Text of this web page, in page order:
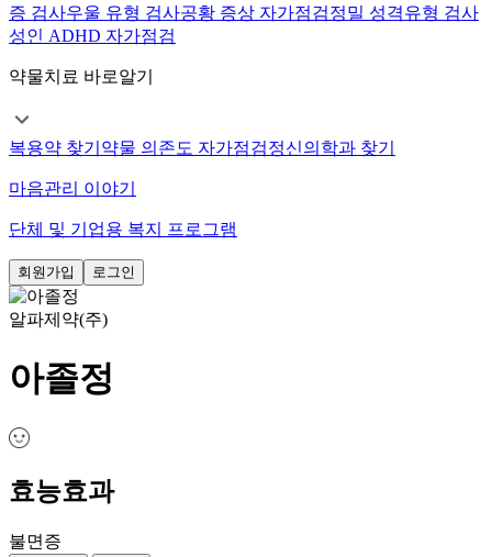
증 검사우울 유형 검사공황 증상 자가점검정밀 성격유형 검사
성인 ADHD 자가점검
약물치료 바로알기
복용약 찾기 약물 의존도 자가점검정신의학과 찾기
마음관리 이야기
단체 및 기업용 복지 프로그램
회원가입 로그인
알파제약(주)
아졸정
효능효과
불면증